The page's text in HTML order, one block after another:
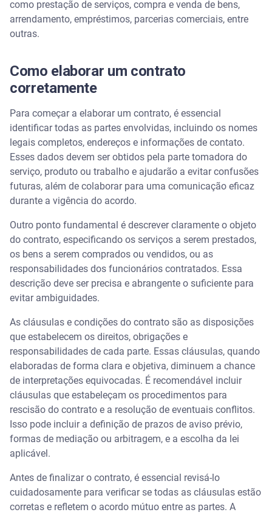
como prestação de serviços, compra e venda de bens,
arrendamento, empréstimos, parcerias comerciais, entre
outras.
Como elaborar um contrato
corretamente
Para começar a elaborar um contrato, é essencial
identificar todas as partes envolvidas, incluindo os nomes
legais completos, endereços e informações de contato.
Esses dados devem ser obtidos pela parte tomadora do
serviço, produto ou trabalho e ajudarão a evitar confusões
futuras, além de colaborar para uma comunicação eficaz
durante a vigência do acordo.
Outro ponto fundamental é descrever claramente o objeto
do contrato, especificando os serviços a serem prestados,
os bens a serem comprados ou vendidos, ou as
responsabilidades dos funcionários contratados. Essa
descrição deve ser precisa e abrangente o suficiente para
evitar ambiguidades.
As cláusulas e condições do contrato são as disposições
que estabelecem os direitos, obrigações e
responsabilidades de cada parte. Essas cláusulas, quando
elaboradas de forma clara e objetiva, diminuem a chance
de interpretações equivocadas. É recomendável incluir
cláusulas que estabeleçam os procedimentos para
rescisão do contrato e a resolução de eventuais conflitos.
Isso pode incluir a definição de prazos de aviso prévio,
formas de mediação ou arbitragem, e a escolha da lei
aplicável.
Antes de finalizar o contrato, é essencial revisá-lo
cuidadosamente para verificar se todas as cláusulas estão
corretas e refletem o acordo mútuo entre as partes. A